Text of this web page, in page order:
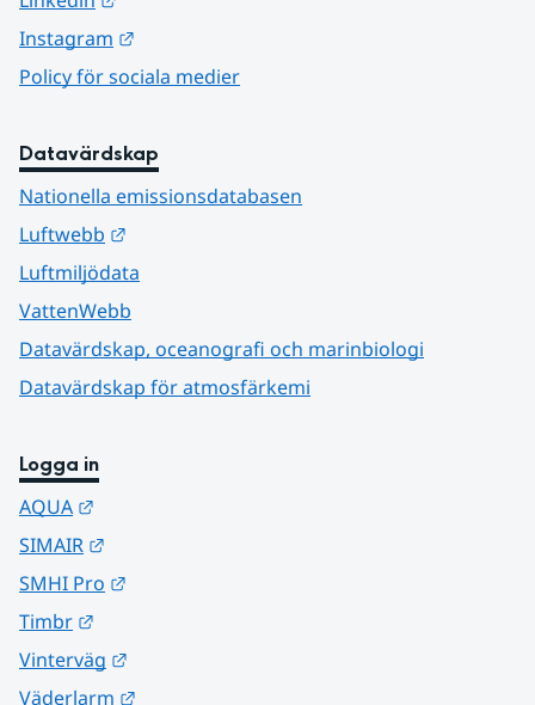
Instagram
Policy för sociala medier
Datavärdskap
Nationella emissionsdatabasen
Luftwebb
Luftmiljödata
VattenWebb
Datavärdskap, oceanografi och marinbiologi
Datavärdskap för atmosfärkemi
Logga in
AQUA
SIMAIR
SMHI Pro
Timbr
Vinterväg
Väderlarm